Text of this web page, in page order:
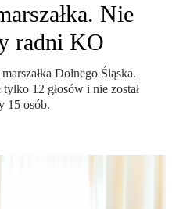
Nie
radni KO
Dolnego Śląska.
12 głosów i nie został
15 osób.